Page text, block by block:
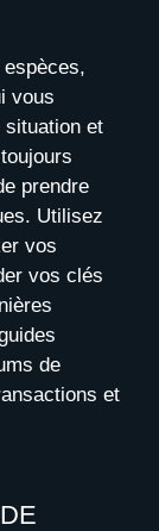
vous
situation et
prendre
Utilisez
vos
vos clés
de
et